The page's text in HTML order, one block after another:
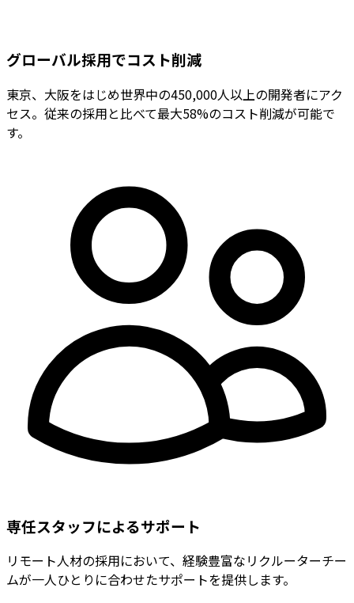
グローバル採用でコスト削減
東京、大阪をはじめ世界中の450,000人以上の開発者にアク
セス。従来の採用と比べて最大58%のコスト削減が可能で
す。
専任スタッフによるサポート
リモート人材の採用において、経験豊富なリクルーターチー
ムが一人ひとりに合わせたサポートを提供します。